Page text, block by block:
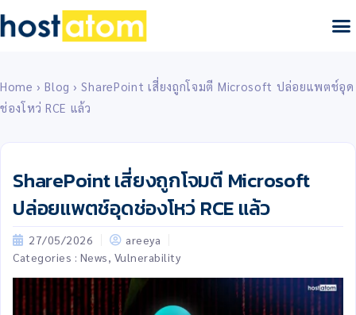
Home ›Blog ›SharePoint เสี่ยงถูกโจมตี Microsoft ปล่อยแพตช์อุด
ช่องโหว่ RCE แล้ว
SharePoint เสี่ยงถูกโจมตี Microsoft
ปล่อยแพตช์อุดช่องโหว่ RCE แล้ว
27/05/2026
areeya
Categories : News, Vulnerability